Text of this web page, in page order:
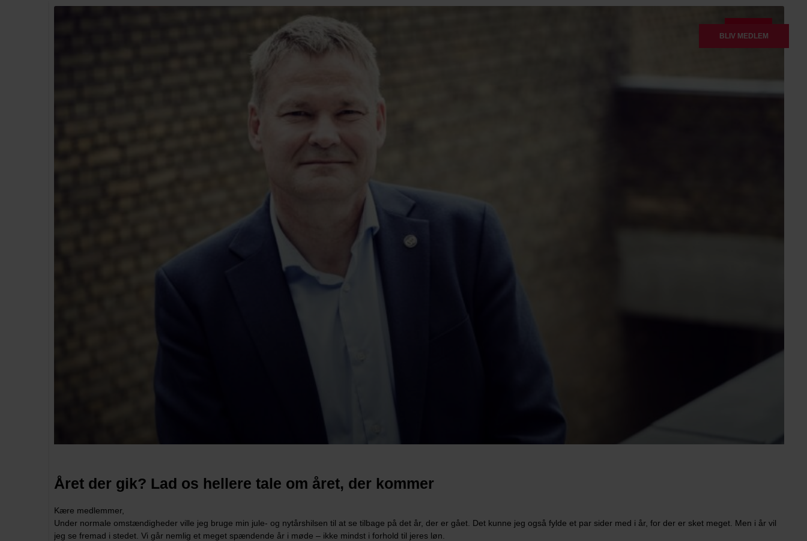
BLIV MEDLEM
Året der gik? Lad os hellere tale om året, der kommer
Kære medlemmer,
Under normale omstændigheder ville jeg bruge min jule- og nytårshilsen til at se tilbage på det år, der er gået. Det kunne jeg også fylde et par sider med i år, for der er sket meget. Men i år vil
jeg se fremad i stedet. Vi går nemlig et meget spændende år i møde – ikke mindst i forhold til jeres løn.